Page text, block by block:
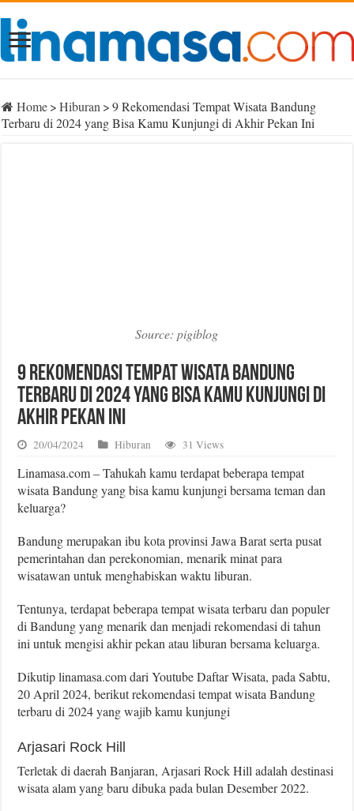
Home> Hiburan > 9 Rekomendasi Tempat Wisata Bandung
Terbaru di 2024 yang Bisa Kamu Kunjungi di Akhir Pekan Ini
Source: pigiblog
9 Rekomendasi Tempat Wisata Bandung
Terbaru di 2024 yang Bisa Kamu Kunjungi di
Akhir Pekan Ini
20/04/2024 Hiburan 31 Views
Linamasa.com – Tahukah kamu terdapat beberapa tempat
wisata Bandung yang bisa kamu kunjungi bersama teman dan
keluarga?
Bandung merupakan ibu kota provinsi Jawa Barat serta pusat
pemerintahan dan perekonomian, menarik minat para
wisatawan untuk menghabiskan waktu liburan.
Tentunya, terdapat beberapa tempat wisata terbaru dan populer
di Bandung yang menarik dan menjadi rekomendasi di tahun
ini untuk mengisi akhir pekan atau liburan bersama keluarga.
Dikutip linamasa.com dari Youtube Daftar Wisata, pada Sabtu,
20 April 2024, berikut rekomendasi tempat wisata Bandung
terbaru di 2024 yang wajib kamu kunjungi
Arjasari Rock Hill
Terletak di daerah Banjaran, Arjasari Rock Hill adalah destinasi
wisata alam yang baru dibuka pada bulan Desember 2022.